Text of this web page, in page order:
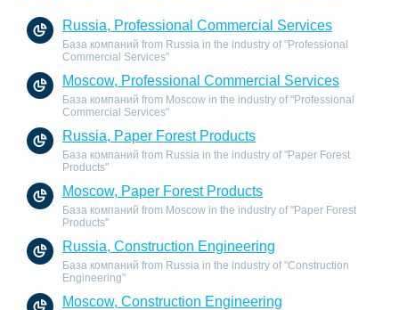
Russia, Professional Commercial Services
База компаний from Russia in the industry of "Professional
Commercial Services"
Moscow, Professional Commercial Services
База компаний from Moscow in the industry of "Professional
Commercial Services"
Russia, Paper Forest Products
База компаний from Russia in the industry of "Paper Forest
Products"
Moscow, Paper Forest Products
База компаний from Moscow in the industry of "Paper Forest
Products"
Russia, Construction Engineering
База компаний from Russia in the industry of "Construction
Engineering"
Moscow, Construction Engineering